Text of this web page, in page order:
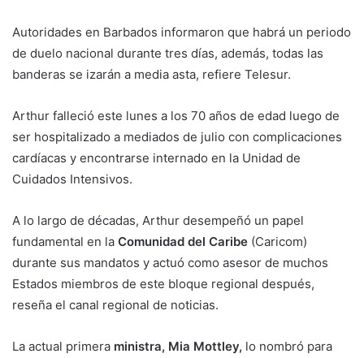
Autoridades en Barbados informaron que habrá un periodo
de duelo nacional durante tres días, además, todas las
banderas se izarán a media asta, refiere Telesur.
Arthur falleció este lunes a los 70 años de edad luego de
ser hospitalizado a mediados de julio con complicaciones
cardíacas y encontrarse internado en la Unidad de
Cuidados Intensivos.
A lo largo de décadas, Arthur desempeñó un papel
fundamental en la Comunidad del Caribe (Caricom)
durante sus mandatos y actuó como asesor de muchos
Estados miembros de este bloque regional después,
reseña el canal regional de noticias.
La actual primera ministra, Mia Mottley, lo nombró para